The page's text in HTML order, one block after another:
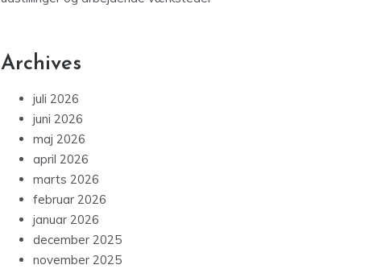
Archives
juli 2026
juni 2026
maj 2026
april 2026
marts 2026
februar 2026
januar 2026
december 2025
november 2025